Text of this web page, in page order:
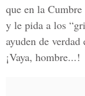
que en la
y le pida a los
ayuden de
¡Vaya, hombre...!